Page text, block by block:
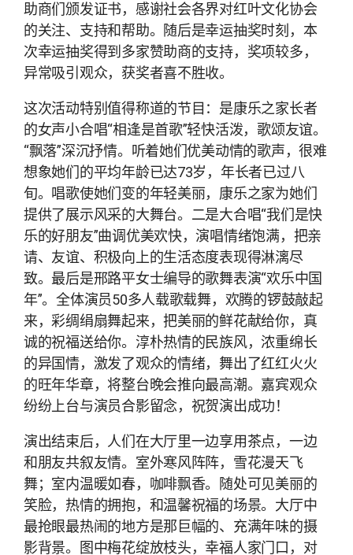
助商们颁发证书，感谢社会各界对红叶文化协会
的关注、支持和帮助。随后是幸运抽奖时刻，本
次幸运抽奖得到多家赞助商的支持，奖项较多，
异常吸引观众，获奖者喜不胜收。
这次活动特别值得称道的节目：是康乐之家长者
的女声小合唱“相逢是首歌”轻快活泼，歌颂友谊。
“飘落”深沉抒情。听着她们优美动情的歌声，很难
想象她们的平均年龄已达73岁，年长者已过八
旬。唱歌使她们变的年轻美丽，康乐之家为她们
提供了展示风采的大舞台。二是大合唱“我们是快
乐的好朋友”曲调优美欢快，演唱情绪饱满，把亲
请、友谊、积极向上的生活态度表现得淋漓尽
致。最后是邢路平女士编导的歌舞表演“欢乐中国
年”。全体演员50多人载歌载舞，欢腾的锣鼓敲起
来，彩绸绢扇舞起来，把美丽的鲜花献给你，真
诚的祝福送给你。淳朴热情的民族风，浓重绵长
的异国情，激发了观众的情绪，舞出了红红火火
的旺年华章，将整台晚会推向最高潮。嘉宾观众
纷纷上台与演员合影留念，祝贺演出成功！
演出结束后，人们在大厅里一边享用茶点，一边
和朋友共叙友情。室外寒风阵阵，雪花漫天飞
舞；室内温暖如春，咖啡飘香。随处可见美丽的
笑脸，热情的拥抱，和温馨祝福的场景。大厅中
最抢眼最热闹的地方是那巨幅的、充满年味的摄
影背景。图中梅花绽放枝头，幸福人家门口，对